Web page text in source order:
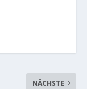
NÄCHSTE